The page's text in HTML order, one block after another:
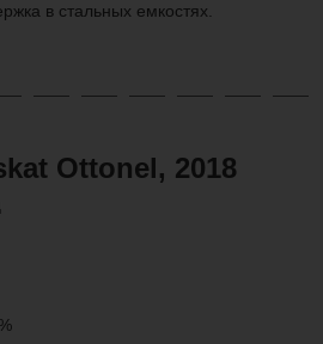
в стальных емкостях.
Ottonel, 2018